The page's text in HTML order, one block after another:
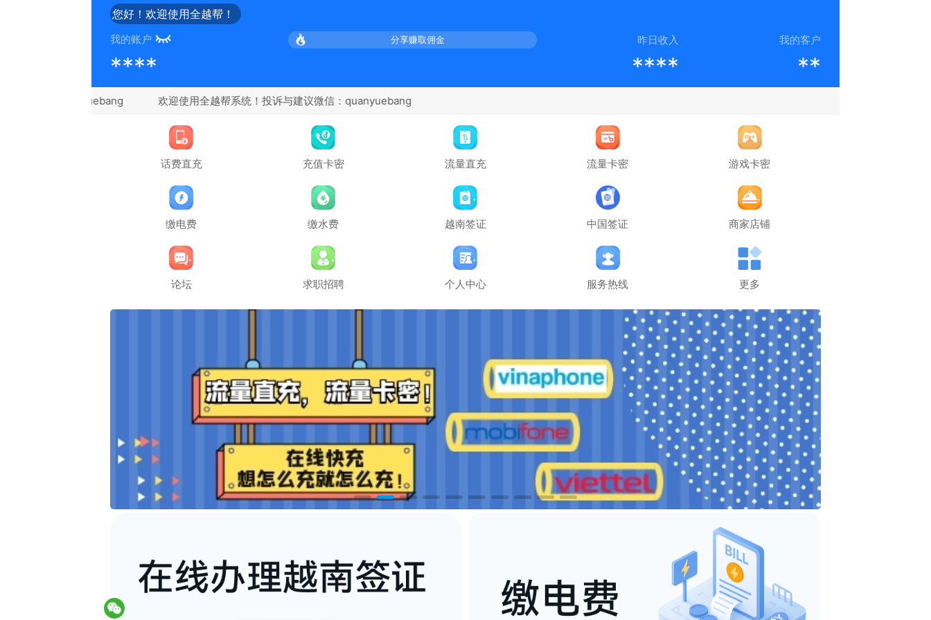
您好！欢迎使用全越帮！
我的账户 分享赚取佣金 昨日收入 我的客户
**** **** **
议微信：quanyuebang
话费直充 充值卡密 流量直充 流量卡密 游戏卡密
缴电费 缴水费 越南签证 中国签证 商家店铺
论坛 求职招聘 个人中心 服务热线 更多